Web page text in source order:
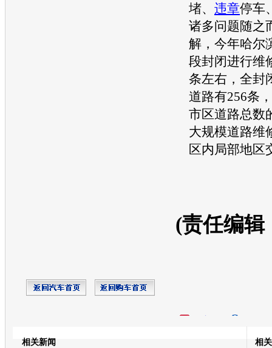
堵、 违章停车
诸多问题随之
解，今年哈尔
段封闭进行维
条左右，全封
道路有256条
市区道路总数
大规模道路维
区内局部地区
(责任编辑
相关新闻 相